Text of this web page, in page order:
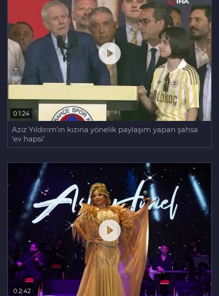
0:1:24
Aziz Yıldırım’ın kızına yönelik paylaşım yapan şahsa
‘ev hapsi’
0:2:42